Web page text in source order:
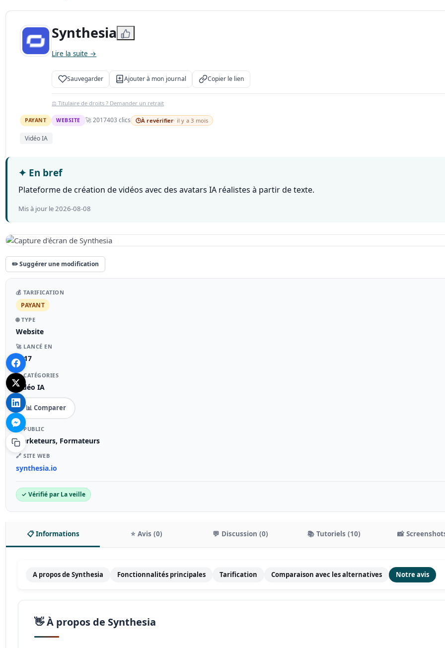
Synthesia
Lire la suite →
Sauvegarder Ajouter à mon journal Copier le lien
⚖️ Titulaire de droits ? Demander un retrait
PAYANT WEBSITE 🚀 2017403 clics 🕒À revérifier· il y a 3 mois
Vidéo IA
✦ En bref
Plateforme de création de vidéos avec des avatars IA réalistes à partir de texte.
Mis à jour le 2026-08-08
✏️ Suggérer une modification
💰 TARIFICATION
PAYANT
🌐 TYPE
Website
🚀 LANCÉ EN
2017
📁 CATÉGORIES
Vidéo IA
📊 Comparer
🎯 PUBLIC
Marketeurs, Formateurs
🔗 SITE WEB
synthesia.io
✓ Vérifié par La veille
📋 Informations ⭐ Avis (0) 💬 Discussion (0) 📚 Tutoriels (10) 📸
A propos de Synthesia Fonctionnalités principales Tarification Comparaison avec les alternatives Notre avis
👋 À propos de Synthesia